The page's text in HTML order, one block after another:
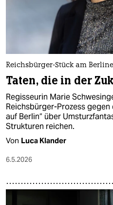
Reichsbürger-Stück am
Taten, die in der
Regisseurin Marie
Reichsbürger-Prozess gegen
auf Berlin“ über
Strukturen reichen.
Von Luca Klander
6.5.2026